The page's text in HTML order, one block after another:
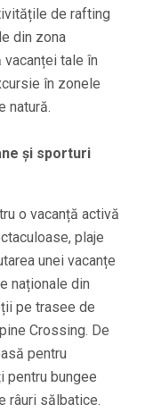
de rafting
din zona
vacanței tale în
în zonele
natură.
și sporturi
o vacanță activă
plaje
unei vacanțe
naționale din
pe trasee de
Crossing. De
pentru
pentru bungee
râuri sălbatice.